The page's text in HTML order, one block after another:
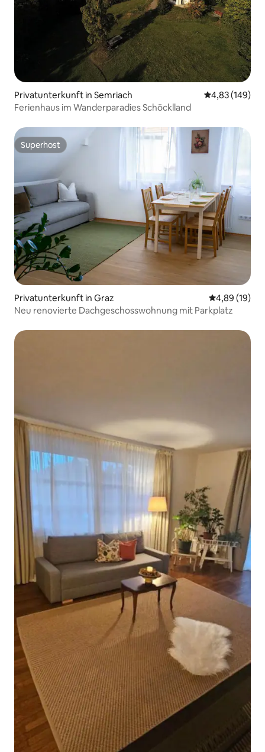
Privatunterkunft in Semriach
4,83 (149)
Ferienhaus im Wanderparadies Schöcklland
Superhost
Superhost
Privatunterkunft in Graz
4,89 (19)
Neu renovierte Dachgeschosswohnung mit Parkplatz